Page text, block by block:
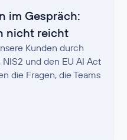
im Gespräch:
nicht reicht
Kunden durch
NIS2 und den EU AI Act
die Fragen, die Teams